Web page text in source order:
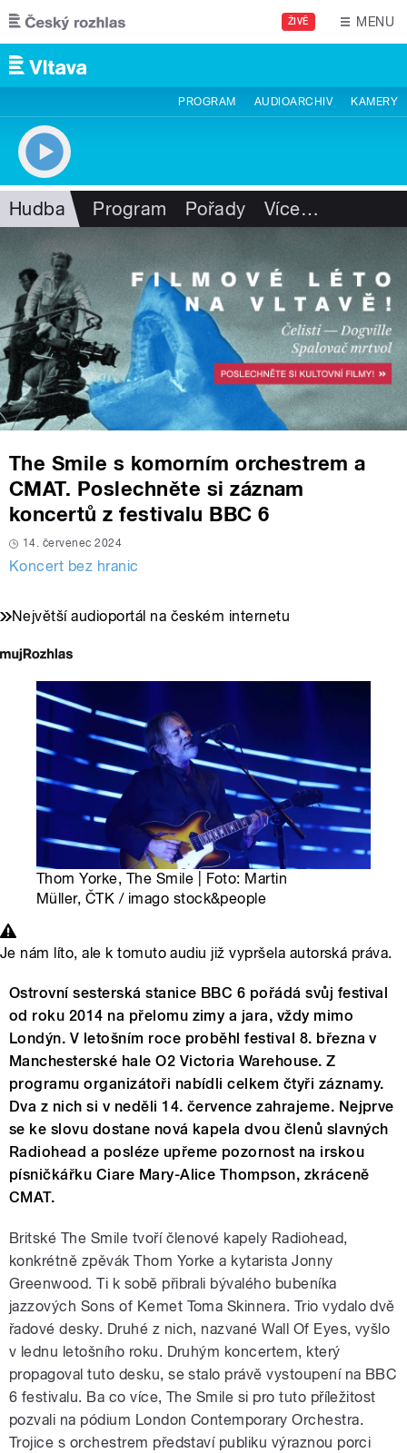
Přejít k hlavnímu obsahu
ŽIVĚ MENU
PROGRAM AUDIOARCHIV KAMERY
Hudba Program Pořady Více…
The Smile s komorním orchestrem a
CMAT. Poslechněte si záznam
koncertů z festivalu BBC 6
14. červenec 2024
Koncert bez hranic
Největší audioportál na českém internetu
Thom Yorke, The Smile | Foto: Martin
Müller, ČTK / imago stock&people
Je nám líto, ale k tomuto audiu již vypršela autorská práva.
Ostrovní sesterská stanice BBC 6 pořádá svůj festival
od roku 2014 na přelomu zimy a jara, vždy mimo
Londýn. V letošním roce proběhl festival 8. března v
Manchesterské hale O2 Victoria Warehouse. Z
programu organizátoři nabídli celkem čtyři záznamy.
Dva z nich si v neděli 14. července zahrajeme. Nejprve
se ke slovu dostane nová kapela dvou členů slavných
Radiohead a posléze upřeme pozornost na irskou
písničkářku Ciare Mary-Alice Thompson, zkráceně
CMAT.
Britské The Smile tvoří členové kapely Radiohead,
konkrétně zpěvák Thom Yorke a kytarista Jonny
Greenwood. Ti k sobě přibrali bývalého bubeníka
jazzových Sons of Kemet Toma Skinnera. Trio vydalo dvě
řadové desky. Druhé z nich, nazvané Wall Of Eyes, vyšlo
v lednu letošního roku. Druhým koncertem, který
propagoval tuto desku, se stalo právě vystoupení na BBC
6 festivalu. Ba co více, The Smile si pro tuto příležitost
pozvali na pódium London Contemporary Orchestra.
Trojice s orchestrem představí publiku výraznou porci